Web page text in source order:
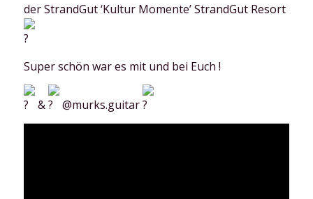
der StrandGut ‘Kultur Momente’StrandGut Resort
Super schön war es mit und bei Euch !
& @murks.guitar